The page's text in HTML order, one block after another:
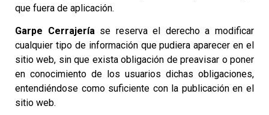
que fuera de aplicación.
Garpe Cerrajería se reserva el derecho a modificar
cualquier tipo de información que pudiera aparecer en el
sitio web, sin que exista obligación de preavisar o poner
en conocimiento de los usuarios dichas obligaciones,
entendiéndose como suficiente con la publicación en el
sitio web.